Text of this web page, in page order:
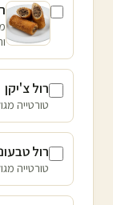
רול צ'יקן
טורטייה
רול
טורטייה